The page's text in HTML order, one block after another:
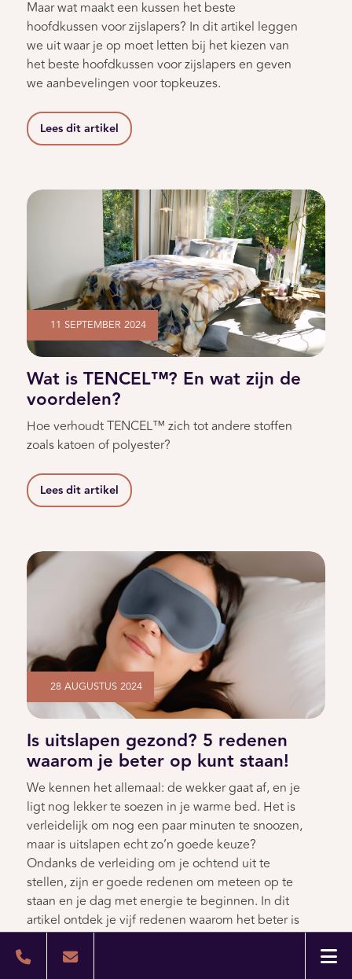
Maar wat maakt een kussen het beste
hoofdkussen voor zijslapers? In dit artikel leggen
we uit waar je op moet letten bij het kiezen van
het beste hoofdkussen voor zijslapers en geven
we aanbevelingen voor topkeuzes.
Lees dit artikel
11 SEPTEMBER 2024
Wat is TENCEL™? En wat zijn de
voordelen?
Hoe verhoudt TENCEL™ zich tot andere stoffen
zoals katoen of polyester?
Lees dit artikel
28 AUGUSTUS 2024
Is uitslapen gezond? 5 redenen
waarom je beter op kunt staan!
We kennen het allemaal: de wekker gaat af, en je
ligt nog lekker te soezen in je warme bed. Het is
verleidelijk om nog een paar minuten te snoozen,
maar is uitslapen echt zo’n goede keuze?
Ondanks de verleiding om je ochtend uit te
stellen, zijn er goede redenen om meteen op te
staan en je dag met energie te beginnen. In dit
artikel ontdek je vijf redenen waarom het beter is
waarom je beter direct uit bed kunt komen!